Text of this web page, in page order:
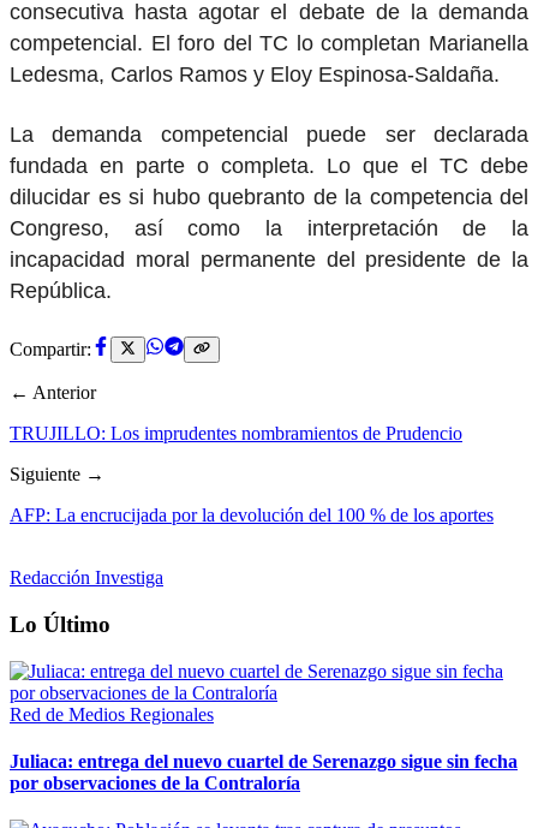
consecutiva hasta agotar el debate de la demanda
competencial. El foro del TC lo completan Marianella
Ledesma, Carlos Ramos y Eloy Espinosa-Saldaña.
La demanda competencial puede ser declarada
fundada en parte o completa. Lo que el TC debe
dilucidar es si hubo quebranto de la competencia del
Congreso, así como la interpretación de la
incapacidad moral permanente del presidente de la
República.
Compartir:
← Anterior
TRUJILLO: Los imprudentes nombramientos de Prudencio
Siguiente →
AFP: La encrucijada por la devolución del 100 % de los aportes
Redacción Investiga
Lo Último
Red de Medios Regionales
Juliaca: entrega del nuevo cuartel de Serenazgo sigue sin fecha
por observaciones de la Contraloría